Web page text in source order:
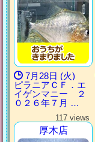
7月28日 (火)
ピラニアＣＦ．エ
イゲンマニー ２
０２６年７月 …
117 views
厚木店